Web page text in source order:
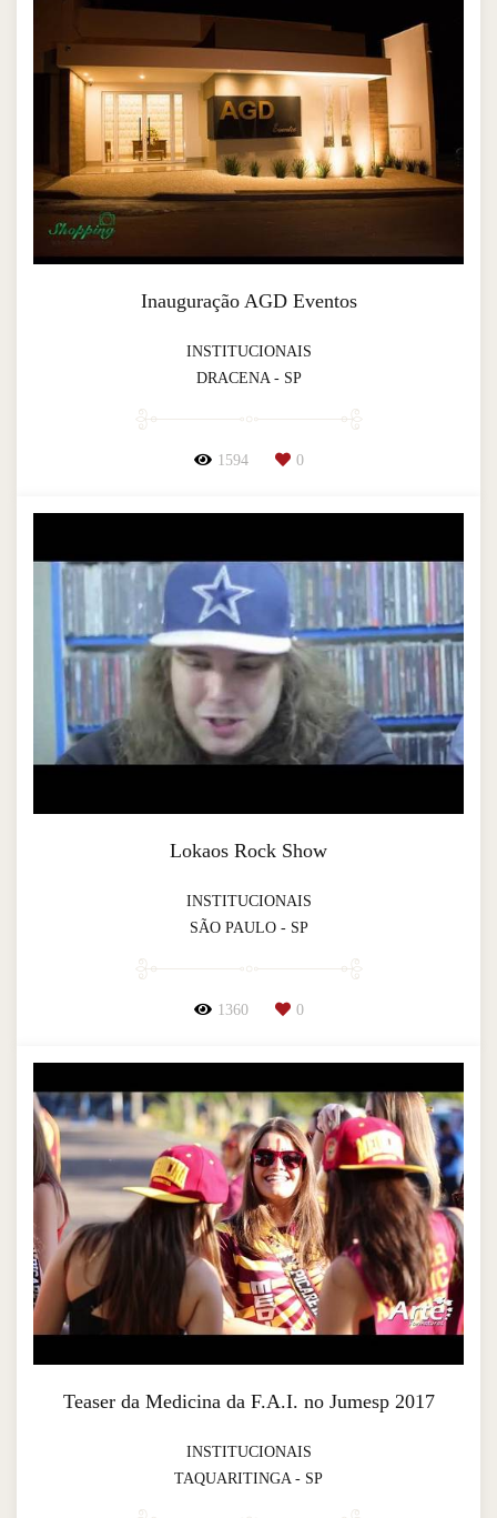
Inauguração AGD Eventos
INSTITUCIONAIS
DRACENA - SP
1594 0
Lokaos Rock Show
INSTITUCIONAIS
SÃO PAULO - SP
1360 0
Teaser da Medicina da F.A.I. no Jumesp 2017
INSTITUCIONAIS
TAQUARITINGA - SP